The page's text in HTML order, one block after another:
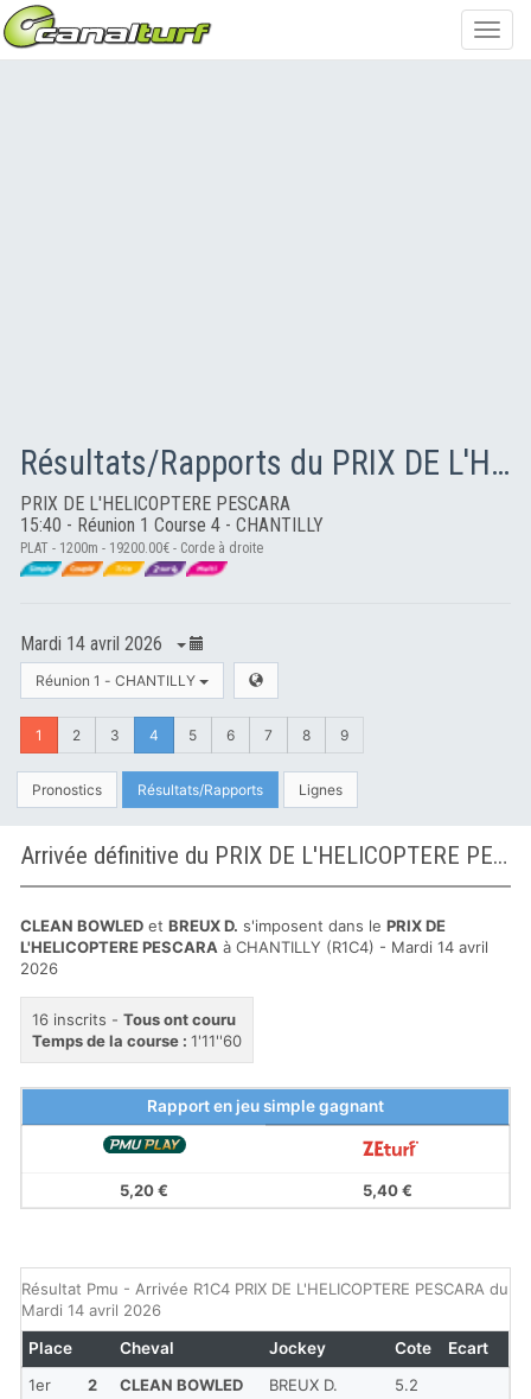
Résultats/Rapports du PRIX DE L'HELICOPTERE PESCARA
PRIX DE L'HELICOPTERE PESCARA
15:40 - Réunion 1 Course 4 - CHANTILLY
PLAT - 1200m - 19200.00€ - Corde à droite
Mardi 14 avril 2026
Réunion 1 - CHANTILLY
1 2 3 4 5 6 7 8 9
Pronostics Résultats/Rapports Lignes
Arrivée définitive du PRIX DE L'HELICOPTERE PESCARA à CHANTILLY
CLEAN BOWLED et BREUX D. s'imposent dans le PRIX DE
L'HELICOPTERE PESCARA à CHANTILLY (R1C4) - Mardi 14 avril
2026
16 inscrits - Tous ont couru
Temps de la course : 1'11''60
Rapport en jeu simple gagnant
5,20 € 5,40 €
Résultat Pmu - Arrivée R1C4 PRIX DE L'HELICOPTERE PESCARA du
Mardi 14 avril 2026
1er 2 CLEAN BOWLED BREUX D.
5.2
Place Cheval Jockey Cote Ecart